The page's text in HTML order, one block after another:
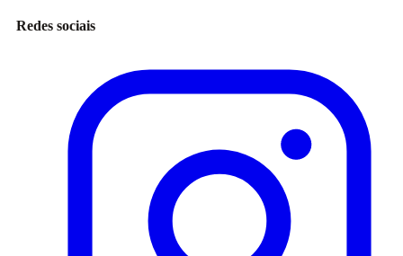
Redes sociais